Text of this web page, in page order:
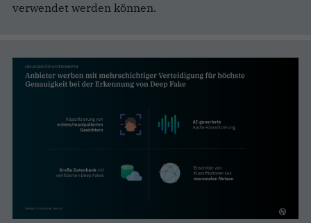
verwendet werden können.